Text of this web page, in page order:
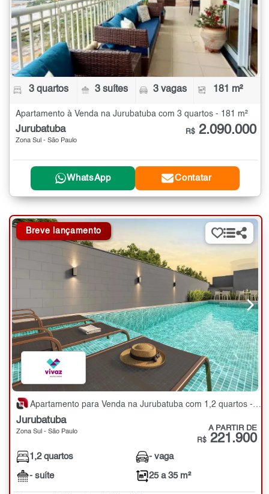
3 quartos 3 suítes 3 vagas 181 m²
Apartamento à Venda na Jurubatuba com 3 quartos - 181 m²
Jurubatuba
Zona Sul - São Paulo
R$ 2.090.000
WhatsApp Contatar
Breve lançamento
Apartamento para Venda na Jurubatuba com 1,2 quartos - 25 a 35 m²
Jurubatuba
Zona Sul - São Paulo A PARTIR DE
R$ 221.900
1,2 quartos
- suíte
- vaga
25 a 35 m²